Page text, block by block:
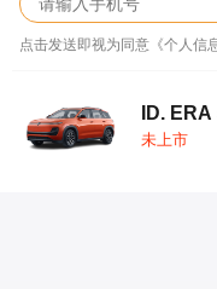
点击发送即视为同意《个人信
ID. ERA
未上市